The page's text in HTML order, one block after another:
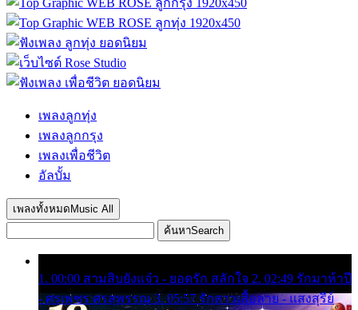
เพลงลูกทุ่ง
เพลงลูกกรุง
เพลงเพื่อชีวิต
อัลบั้ม
เพลงทั้งหมด Music All
ค้นหาSearch
1. 00:00 สามสิบยังแจ๋ว - ยอดรัก สลักใจ 2. 02:49 รักมาห้าปี
- ศรเพชร ศรสุพรรณ 3. 05:57 รักสาวเสื้อลาย - แสงสุรีย์